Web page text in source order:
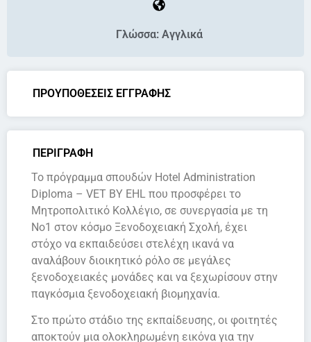
Γλώσσα: Αγγλικά
ΠΡΟΥΠΟΘΕΣΕΙΣ ΕΓΓΡΑΦΗΣ
ΠΕΡΙΓΡΑΦΗ
Το πρόγραμμα σπουδών Hotel Administration
Diploma – VET BY EHL που προσφέρει το
Μητροπολιτικό Κολλέγιο, σε συνεργασία με τη
Νο1 στον κόσμο Ξενοδοχειακή Σχολή, έχει
στόχο να εκπαιδεύσει στελέχη ικανά να
αναλάβουν διοικητικό ρόλο σε μεγάλες
ξενοδοχειακές μονάδες και να ξεχωρίσουν στην
παγκόσμια ξενοδοχειακή βιομηχανία.
Στο πρώτο στάδιο της εκπαίδευσης, οι φοιτητές
αποκτούν μια ολοκληρωμένη εικόνα για την